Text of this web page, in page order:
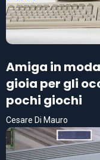
Amiga in
gioia per gli
pochi giochi
Cesare Di Mauro